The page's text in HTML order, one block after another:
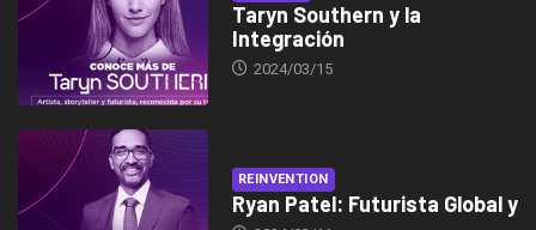
Taryn Southern y la
Integración
2024/03/15
REINVENTION
Ryan Patel: Futurista Global y